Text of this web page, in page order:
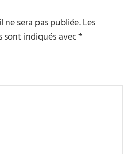
sera pas publiée.Les
indiqués avec*